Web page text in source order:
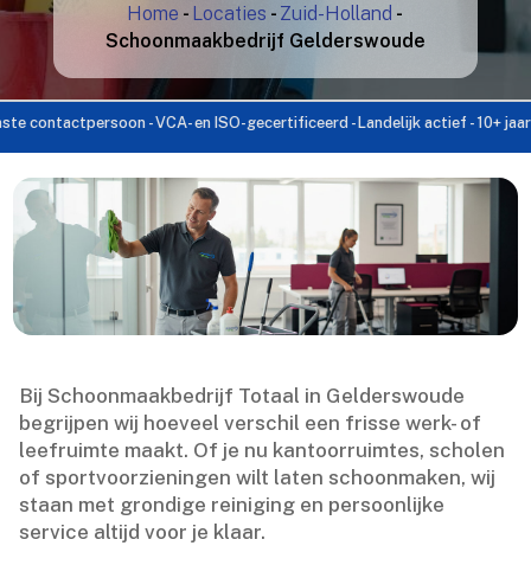
Home - Locaties - Zuid-Holland -
Schoonmaakbedrijf Gelderswoude
- VCA- en ISO-gecertificeerd - Landelijk actief - 10+ jaar
Bij Schoonmaakbedrijf Totaal in Gelderswoude
begrijpen wij hoeveel verschil een frisse werk- of
leefruimte maakt.​ Of je nu kantoorruimtes, scholen
of sportvoorzieningen wilt laten schoonmaken, wij
staan met grondige reiniging en persoonlijke
service altijd voor je klaar.​